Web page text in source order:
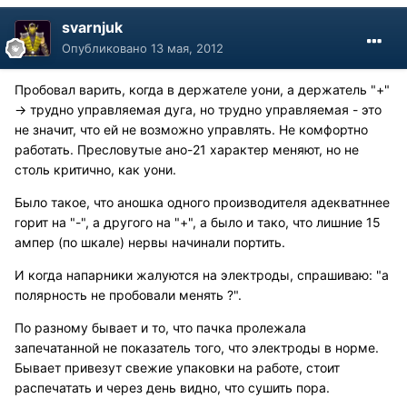
svarnjuk
Опубликовано 13 мая, 2012
Пробовал варить, когда в держателе уони, а держатель "+"
-> трудно управляемая дуга, но трудно управляемая - это
не значит, что ей не возможно управлять. Не комфортно
работать. Пресловутые ано-21 характер меняют, но не
столь критично, как уони.
Было такое, что аношка одного производителя адекватннее
горит на "-", а другого на "+", а было и тако, что лишние 15
ампер (по шкале) нервы начинали портить.
И когда напарники жалуются на электроды, спрашиваю: "а
полярность не пробовали менять ?".
По разному бывает и то, что пачка пролежала
запечатанной не показатель того, что электроды в норме.
Бывает привезут свежие упаковки на работе, стоит
распечатать и через день видно, что сушить пора.